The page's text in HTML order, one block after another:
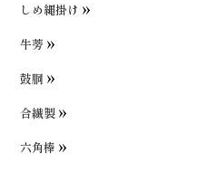
しめ縄掛け
牛蒡
鼓胴
合繊製
六角棒